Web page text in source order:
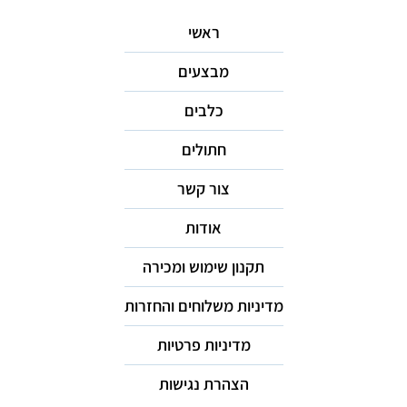
ראשי
מבצעים
כלבים
חתולים
צור קשר
אודות
תקנון שימוש ומכירה
מדיניות משלוחים והחזרות
מדיניות פרטיות
הצהרת נגישות